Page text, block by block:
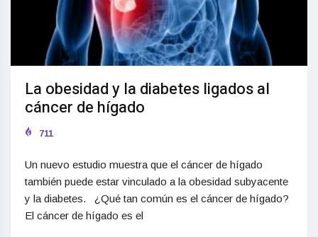
La obesidad y la diabetes ligados al
cáncer de hígado
711
Un nuevo estudio muestra que el cáncer de hígado
también puede estar vinculado a la obesidad subyacente
y la diabetes. ¿Qué tan común es el cáncer de hígado?
El cáncer de hígado es el